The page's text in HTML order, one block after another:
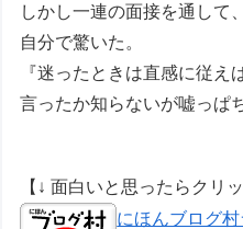
しかし一連の面接を通して
自分で驚いた。
『迷ったときは直感に従
言ったか知らないが嘘っぱ
【↓ 面白いと思ったらクリ
にほんブログ